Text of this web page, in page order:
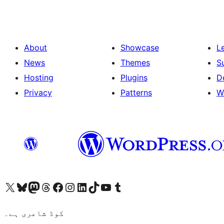
About
News
Hosting
Privacy
Showcase
Themes
Plugins
Patterns
Visit our X (formerly Twitter) account
ہمارے بلیواسکائی اکاؤنٹ پر جائیں
Visit our Mastodon account
ہمارے ٹھریڈز اکاؤنٹ پر جائیں
Visit our Facebook page
Visit our Instagram account
Visit our LinkedIn account
ہمارے ٹک ٹاک اکاؤنٹ پر جائیں
Visit our YouTube channel
ہمارے ٹمبلر اکاؤنٹ پر جائیں
کوڈ شاعری ہے۔